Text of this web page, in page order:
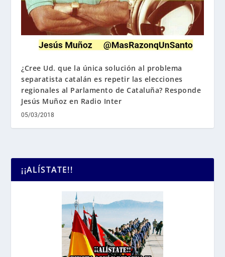
¿Cree Ud. que la única solución al problema
separatista catalán es repetir las elecciones
regionales al Parlamento de Cataluña? Responde
Jesús Muñoz en Radio Inter
05/03/2018
¡¡ALÍSTATE!!